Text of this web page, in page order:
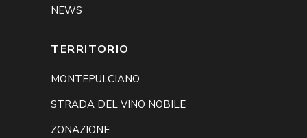
NEWS
TERRITORIO
MONTEPULCIANO
STRADA DEL VINO NOBILE
ZONAZIONE